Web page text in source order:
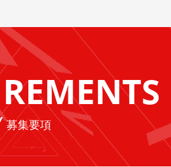
募集要項